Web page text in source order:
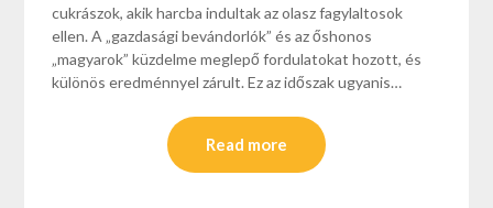
cukrászok, akik harcba indultak az olasz fagylaltosok
ellen. A „gazdasági bevándorlók” és az őshonos
„magyarok” küzdelme meglepő fordulatokat hozott, és
különös eredménnyel zárult. Ez az időszak ugyanis…
Read more